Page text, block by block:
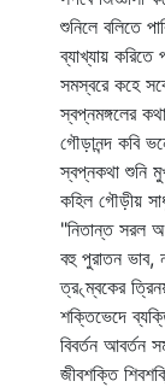
শুনিলে বলিতে
ব্যাখ্যায় করিতে
সমস্বরে কহে
স্বপ্নমঙ্গলের
গৌড়ানন্দ কবি
স্বপ্নকথা শুনি মুখ
কহিল গৌড়ীয় সাধু
"নিতান্ত সরল
বহু পুরাতন ভাব,
ত্র৻ম্বকের
শক্তিভেদে
বিবর্তন আবর্তন
জীবশক্তি